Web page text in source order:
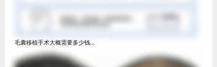
毛囊移植手术大概需要多少钱...